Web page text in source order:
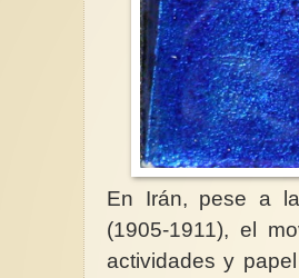
En Irán, pese a
(1905-1911), el
actividades y